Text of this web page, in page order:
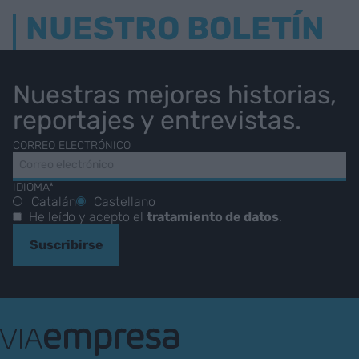
NUESTRO BOLETÍN
Nuestras mejores historias,
reportajes y entrevistas.
CORREO ELECTRÓNICO
IDIOMA*
Catalán
Castellano
He leído y acepto el tratamiento de datos.
Suscribirse